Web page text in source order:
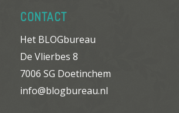
CONTACT
Het BLOGbureau
De Vlierbes 8
7006 SG Doetinchem
info@blogbureau.nl